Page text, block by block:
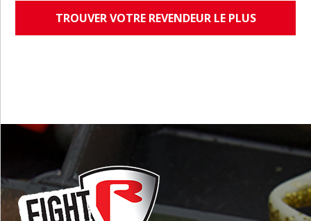
TROUVER VOTRE REVENDEUR LE PLUS